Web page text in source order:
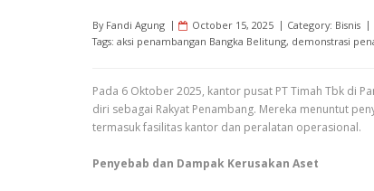
By Fandi Agung October 15, 2025 Category: Bisnis
Tags: aksi penambangan Bangka Belitung, demonstrasi
Pada 6 Oktober 2025, kantor pusat PT Timah Tbk di
diri sebagai Rakyat Penambang. Mereka menuntut
termasuk fasilitas kantor dan peralatan operasional.
Penyebab dan Dampak Kerusakan Aset